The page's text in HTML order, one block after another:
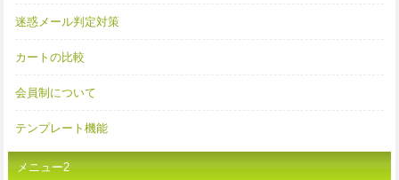
迷惑メール判定対策
カートの比較
会員制について
テンプレート機能
メニュー2